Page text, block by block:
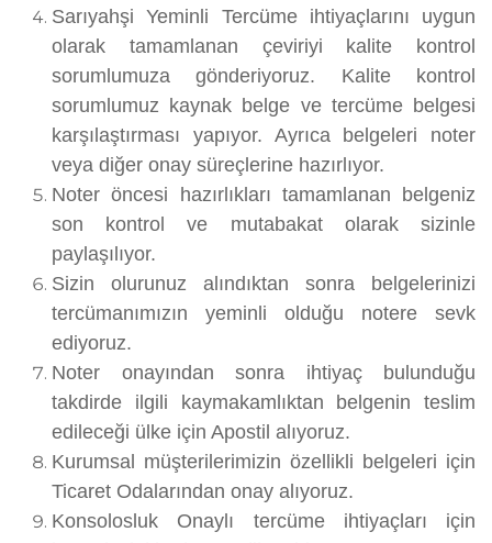
Sarıyahşi Yeminli Tercüme ihtiyaçlarını uygun
olarak tamamlanan çeviriyi kalite kontrol
sorumlumuza gönderiyoruz. Kalite kontrol
sorumlumuz kaynak belge ve tercüme belgesi
karşılaştırması yapıyor. Ayrıca belgeleri noter
veya diğer onay süreçlerine hazırlıyor.
Noter öncesi hazırlıkları tamamlanan belgeniz
son kontrol ve mutabakat olarak sizinle
paylaşılıyor.
Sizin olurunuz alındıktan sonra belgelerinizi
tercümanımızın yeminli olduğu notere sevk
ediyoruz.
Noter onayından sonra ihtiyaç bulunduğu
takdirde ilgili kaymakamlıktan belgenin teslim
edileceği ülke için Apostil alıyoruz.
Kurumsal müşterilerimizin özellikli belgeleri için
Ticaret Odalarından onay alıyoruz.
Konsolosluk Onaylı tercüme ihtiyaçları için